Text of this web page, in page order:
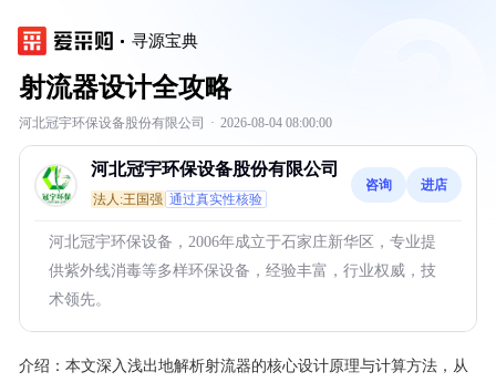
寻源宝典
射流器设计全攻略
河北冠宇环保设备股份有限公司 · 2026-08-04 08:00:00
河北冠宇环保设备股份有限公司
法人:王国强 通过真实性核验
咨询 进店
河北冠宇环保设备，2006年成立于石家庄新华区，专业提
供紫外线消毒等多样环保设备，经验丰富，行业权威，技
术领先。
介绍： 本文深入浅出地解析射流器的核心设计原理与计算方法，从